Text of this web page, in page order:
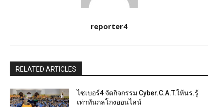
reporter4
RELATED ARTICLES
ไซเบอร์4 จัดกิจกรรม Cyber.C.A.T.ให้นร.รู้
เท่าทันกลโกงออนไลน์